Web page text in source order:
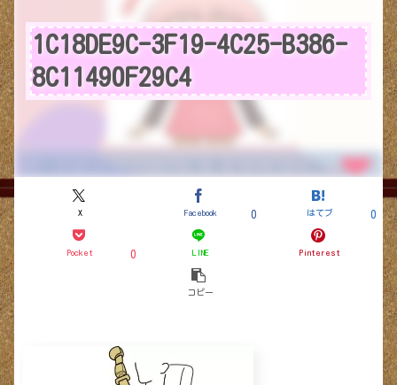
1C18DE9C-3F19-4C25-B386-
8C11490F29C4
X Facebook 0 はてブ 0
Pocket 0 LINE Pinterest
コピー